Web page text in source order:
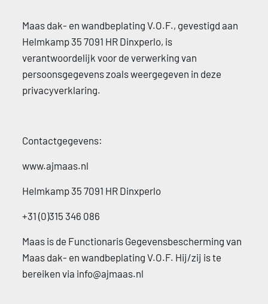
Maas dak- en wandbeplating V.O.F., gevestigd aan
Helmkamp 35 7091 HR Dinxperlo, is
verantwoordelijk voor de verwerking van
persoonsgegevens zoals weergegeven in deze
privacyverklaring.
Contactgegevens:
www.ajmaas.nl
Helmkamp 35 7091 HR Dinxperlo
+31 (0)315 346 086
Maas is de Functionaris Gegevensbescherming van
Maas dak- en wandbeplating V.O.F. Hij/zij is te
bereiken via info@ajmaas.nl